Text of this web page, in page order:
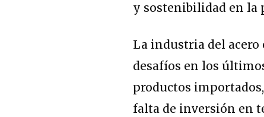
y sostenibilidad en la
La industria del acero
desafíos en los
productos
falta de inversión en